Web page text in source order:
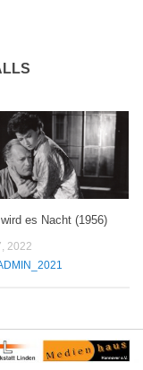
es Nacht (1956)
2022